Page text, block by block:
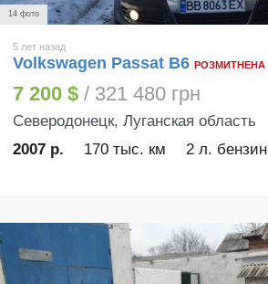
14 фото
5 лет назад
Volkswagen Passat B6 РОЗМИТНЕНА
7 200 $ / 321 480 грн
Северодонецк, Луганская область
2007 р.
170 тыс. км 2 л. бензин